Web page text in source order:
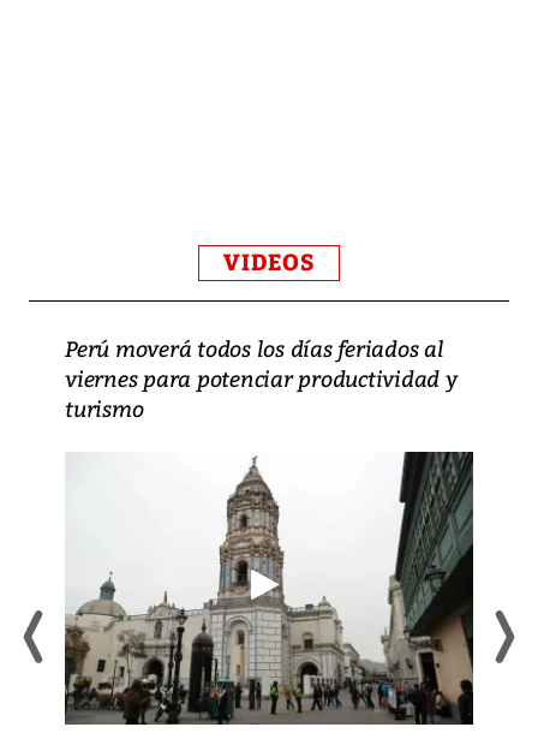
VIDEOS
Perú moverá todos los días feriados al
viernes para potenciar productividad y
turismo